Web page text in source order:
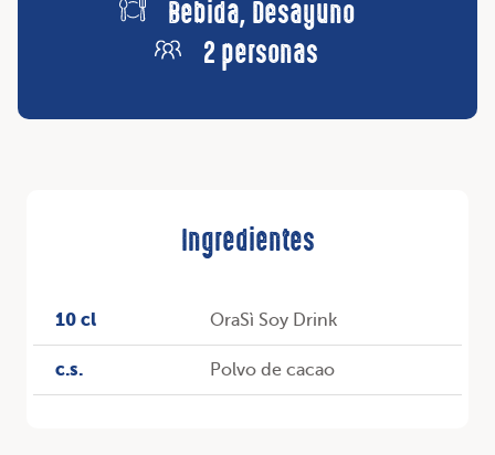
Bebida, Desayuno
2 personas
Ingredientes
10 cl OraSì Soy Drink
c.s. Polvo de cacao